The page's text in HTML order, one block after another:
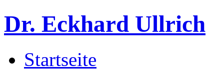
Dr. Eckhard Ullrich
Startseite